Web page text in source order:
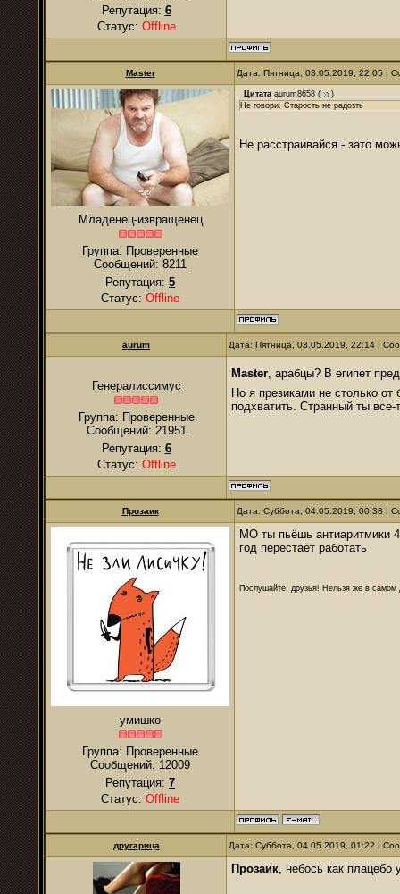
Репутация: 6
Статус: Offline
Master Дата: Пятница, 03.05.2019, 22:05 |
Младенец-извращенец
Группа: Проверенные
Сообщений: 8211
Репутация: 5
Статус: Offline
Цитата aurum8658 (
)
Не говори. Старость не радозть
Не расстраивайся - зато
аurum Дата: Пятница, 03.05.2019, 22:14 |
Генералиссимус
Группа: Проверенные
Сообщений: 21951
Репутация: 6
Статус: Offline
Master , арабцы? В египет
Но я презиками не столько
подхватить. Странный ты все-
Прозаик Дата: Суббота, 04.05.2019, 00:38 |
умишко
Группа: Проверенные
Сообщений: 12009
Репутация: 7
Статус: Offline
МО ты пьёшь антиаритмики
год перестаёт работать
Послушайте, друзья! Нельзя же в самом
другарица Дата: Суббота, 04.05.2019, 01:22 |
Прозаик, небось как плацебо